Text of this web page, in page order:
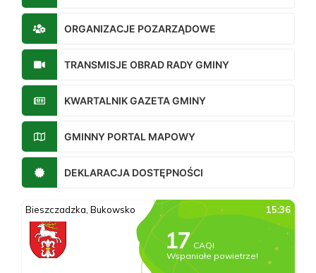
ORGANIZACJE POZARZĄDOWE
TRANSMISJE OBRAD RADY GMINY
KWARTALNIK GAZETA GMINY
GMINNY PORTAL MAPOWY
DEKLARACJA DOSTĘPNOŚCI